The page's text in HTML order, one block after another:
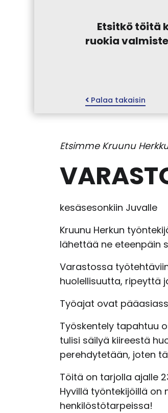
Etsitkö töitä
ruokia
Palaa takaisin
Etsimme Kruunu
kesäsesonkiin Juvalle
Kruunu Herkun
lähettää ne eteenpäin
Varastossa
huolellisuutta, ripeyttä
Työajat ovat
Työskentely tapahtuu
tulisi säilyä kiireestä
perehdytetään, joten
Töitä on tarjolla ajalle
Hyvillä työntekijöillä on
henkilöstötarpeissa!